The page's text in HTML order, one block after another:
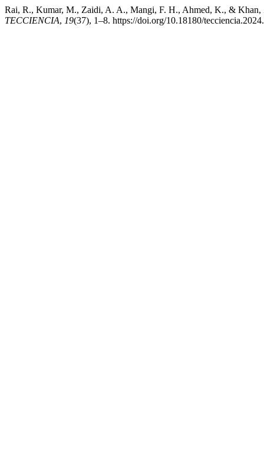
Rai, R., Kumar, M., Zaidi, A. A., Mangi, F. H., Ahmed, K., & Khan,
TECCIENCIA, 19(37), 1–8. https://doi.org/10.18180/